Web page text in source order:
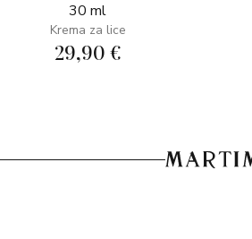
30 ml
Krema za lice
29,90 €